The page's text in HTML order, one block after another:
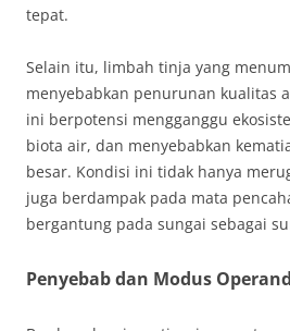
tepat.
Selain itu, limbah tinja yang
menyebabkan penurunan kualitas
ini berpotensi mengganggu
biota air, dan menyebabkan
besar. Kondisi ini tidak hanya
juga berdampak pada mata
bergantung pada sungai sebagai
Penyebab dan Modus